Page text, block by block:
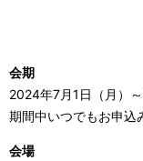
会期
2024年7月1日（月）
期間中いつでもお申込
会場